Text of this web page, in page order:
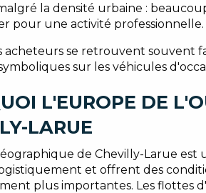
la densité urbaine :
pour une activité professionnelle.
acheteurs se retrouvent souvent
sur les véhicules
L'EUROPE DE
LARUE
de Chevilly-Larue
et offrent des
plus importantes. Les flottes